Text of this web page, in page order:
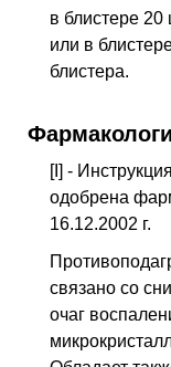
в блистере 20
или в
блистера.
[I] -
одобрена
16.12.2002 г.
связано со
очаг